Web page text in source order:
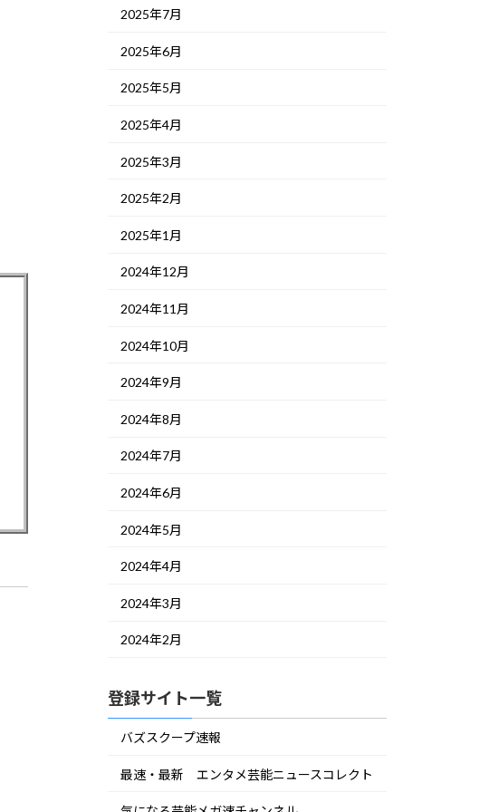
2025年7月
2025年6月
2025年5月
2025年4月
2025年3月
2025年2月
2025年1月
2024年12月
2024年11月
2024年10月
2024年9月
2024年8月
2024年7月
2024年6月
2024年5月
2024年4月
2024年3月
2024年2月
登録サイト一覧
バズスクープ速報
最速・最新 エンタメ芸能ニュースコレクト